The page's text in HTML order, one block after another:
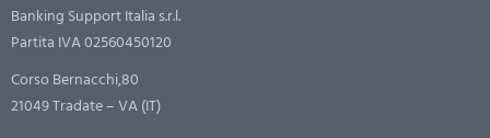
Banking Support Italia s.r.l.
Partita IVA 02560450120
Corso Bernacchi,80
21049 Tradate – VA (IT)